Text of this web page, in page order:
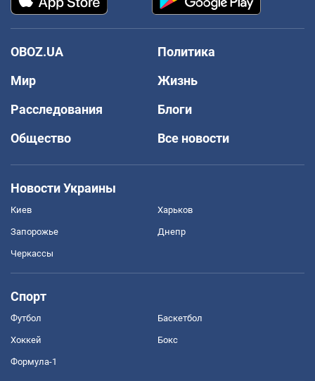
OBOZ.UA
Политика
Мир
Жизнь
Расследования
Блоги
Общество
Все новости
Новости Украины
Киев Харьков
Запорожье Днепр
Черкассы
Спорт
Футбол Баскетбол
Хоккей Бокс
Формула-1